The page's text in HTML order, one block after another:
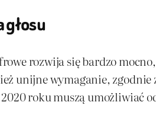
rozwija się bardzo
unijne wymaganie,
roku muszą umożliwiać